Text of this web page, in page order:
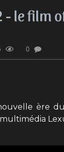
- le film
0
ère